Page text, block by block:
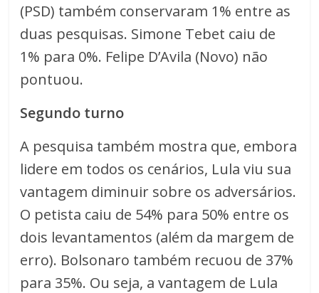
(PSD) também conservaram 1% entre as
duas pesquisas. Simone Tebet caiu de
1% para 0%. Felipe D’Avila (Novo) não
pontuou.
Segundo turno
A pesquisa também mostra que, embora
lidere em todos os cenários, Lula viu sua
vantagem diminuir sobre os adversários.
O petista caiu de 54% para 50% entre os
dois levantamentos (além da margem de
erro). Bolsonaro também recuou de 37%
para 35%. Ou seja, a vantagem de Lula